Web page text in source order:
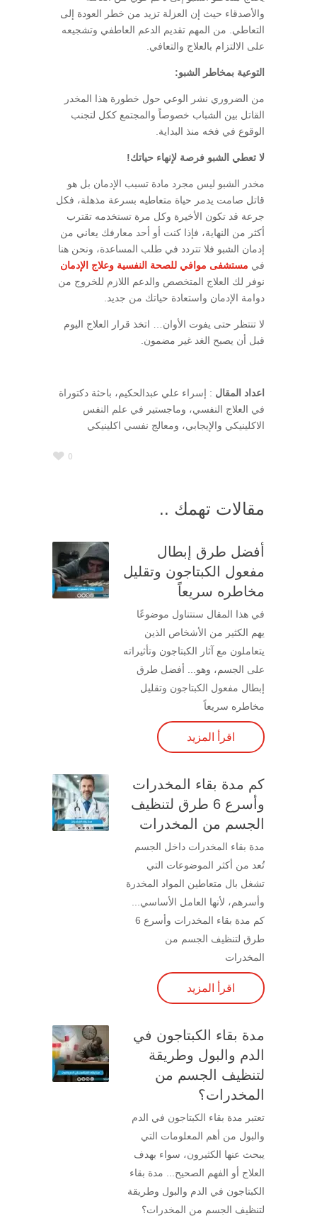
والأصدقاء حيث إن العزلة تزيد من خطر العودة إلى
التعاطي. من المهم تقديم الدعم العاطفي وتشجيعه
على الالتزام بالعلاج والتعافي.
التوعية بمخاطر الشبو:
من الضروري نشر الوعي حول خطورة هذا المخدر
القاتل بين الشباب خصوصاً والمجتمع ككل لتجنب
الوقوع في فخه منذ البداية.
لا تعطي الشبو فرصة لإنهاء حياتك!
مخدر الشبو ليس مجرد مادة تسبب الإدمان بل هو
قاتل صامت يدمر حياة متعاطيه بسرعة مذهلة، فكل
جرعة قد تكون الأخيرة وكل مرة تستخدمه تقترب
أكثر من النهاية، فإذا كنت أو أحد معارفك يعاني من
إدمان الشبو فلا تتردد في طلب المساعدة، ونحن هنا
في مستشفى موافي للصحة النفسية وعلاج الإدمان
نوفر لك العلاج المتخصص والدعم اللازم للخروج من
دوامة الإدمان واستعادة حياتك من جديد.
لا تنتظر حتى يفوت الأوان… اتخذ قرار العلاج اليوم
قبل أن يصبح الغد غير مضمون.
اعداد المقال : إسراء علي عبدالحكيم، باحثة دكتوراة
في العلاج النفسي، وماجستير في علم النفس
الاكلينيكي والإيجابي، ومعالج نفسي اكلينيكي
0
مقالات تهمك ..
أفضل طرق إبطال
مفعول الكبتاجون وتقليل
مخاطره سريعاً
في هذا المقال سنتناول موضوعًا
يهم الكثير من الأشخاص الذين
يتعاملون مع آثار الكبتاجون وتأثيراته
على الجسم، وهو... أفضل طرق
إبطال مفعول الكبتاجون وتقليل
مخاطره سريعاً
اقرأ المزيد
كم مدة بقاء المخدرات
وأسرع 6 طرق لتنظيف
الجسم من المخدرات
مدة بقاء المخدرات داخل الجسم
تُعد من أكثر الموضوعات التي
تشغل بال متعاطين المواد المخدرة
وأسرهم، لأنها العامل الأساسي...
كم مدة بقاء المخدرات وأسرع 6
طرق لتنظيف الجسم من
المخدرات
اقرأ المزيد
مدة بقاء الكبتاجون في
الدم والبول وطريقة
لتنظيف الجسم من
المخدرات؟
تعتبر مدة بقاء الكبتاجون في الدم
والبول من أهم المعلومات التي
يبحث عنها الكثيرون، سواء بهدف
العلاج أو الفهم الصحيح... مدة بقاء
الكبتاجون في الدم والبول وطريقة
لتنظيف الجسم من المخدرات؟